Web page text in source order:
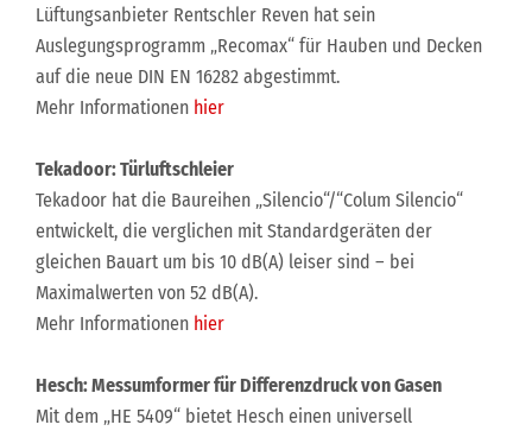
Lüftungsanbieter Rentschler Reven hat sein
Auslegungsprogramm „Recomax“ für Hauben und Decken
auf die neue DIN EN 16282 abgestimmt.
Mehr Informationen hier
Tekadoor: Türluftschleier
Tekadoor hat die Baureihen „Silencio“/“Colum Silencio“
entwickelt, die verglichen mit Standardgeräten der
gleichen Bauart um bis 10 dB(A) leiser sind – bei
Maximalwerten von 52 dB(A).
Mehr Informationen hier
Hesch: Messumformer für Differenzdruck von Gasen
Mit dem „HE 5409“ bietet Hesch einen universell